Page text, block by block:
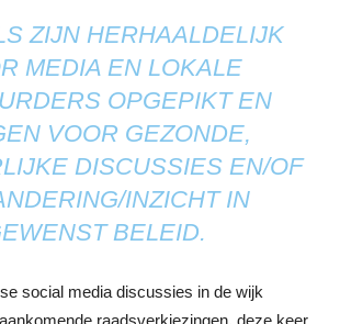
ZIJN HERHAALDELIJK
MEDIA EN LOKALE
OPGEPIKT EN
VOOR GEZONDE,
DISCUSSIES EN/OF
INZICHT IN
BELEID.
social media discussies in de wijk
raadsverkiezingen, deze keer